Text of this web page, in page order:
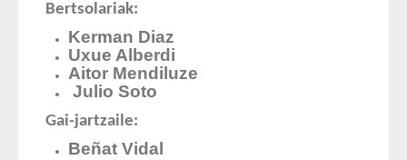
Bertsolariak:
Kerman Diaz
Uxue Alberdi
Aitor Mendiluze
Julio Soto
Gai-jartzaile:
Beñat Vidal